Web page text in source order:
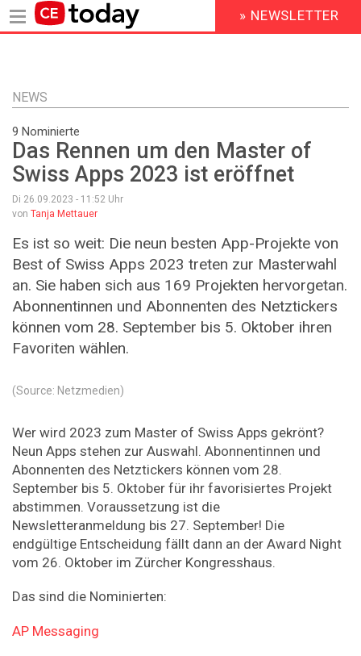
Inhalt
HEADER
MENU
» NEWSLETTER
NEWS
9 Nominierte
Das Rennen um den Master of
Swiss Apps 2023 ist eröffnet
Di 26.09.2023 - 11:52 Uhr
von Tanja Mettauer
Es ist so weit: Die neun besten App-Projekte von
Best of Swiss Apps 2023 treten zur Masterwahl
an. Sie haben sich aus 169 Projekten hervorgetan.
Abonnentinnen und Abonnenten des Netztickers
können vom 28. September bis 5. Oktober ihren
Favoriten wählen.
(Source: Netzmedien)
Wer wird 2023 zum Master of Swiss Apps gekrönt?
Neun Apps stehen zur Auswahl. Abonnentinnen und
Abonnenten des Netztickers können vom 28.
September bis 5. Oktober für ihr favorisiertes Projekt
abstimmen. Voraussetzung ist die
Newsletteranmeldung bis 27. September! Die
endgültige Entscheidung fällt dann an der Award Night
vom 26. Oktober im Zürcher Kongresshaus.
Das sind die Nominierten:
AP Messaging